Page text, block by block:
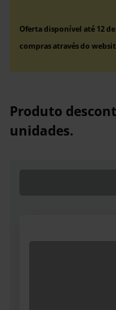
Oferta disponível até 12
compras através do
Produto
unidades.